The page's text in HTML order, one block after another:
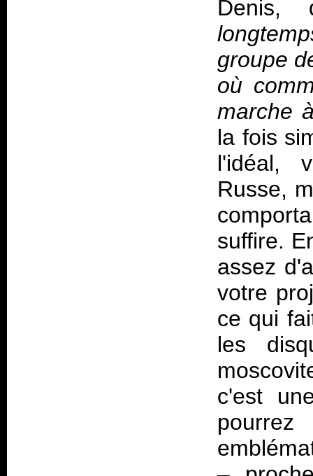
Denis,
groupe
où
marche
la fois
l'idéal,
Russe,
suffire.
assez
votre
ce qui
les
c'est